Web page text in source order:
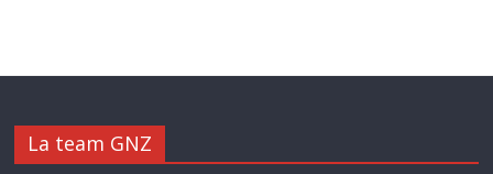
La team GNZ